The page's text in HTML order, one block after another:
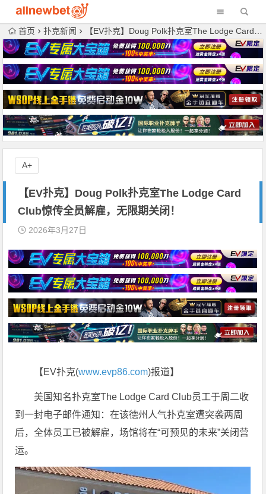
首页 扑克新闻 【EV扑克】Doug Polk扑克室The Lodge Card Club惊传全员解雇，无限期关闭！
【EV扑克】Doug Polk扑克室The Lodge Card
Club惊传全员解雇，无限期关闭！
2026年3月27日
【EV扑克(www.evp86.com)报道】
美国知名扑克室The Lodge Card Club员工于周二收
到一封电子邮件通知：在该德州人气扑克室遭突袭两周
后，全体员工已被解雇，场馆将在“可预见的未来”关闭营
运。
A+